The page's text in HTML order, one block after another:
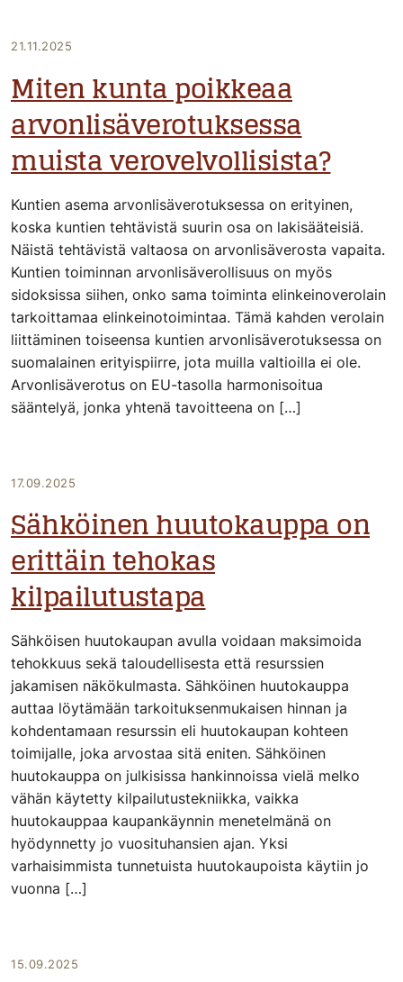
21.11.2025
Miten kunta poikkeaa
arvonlisäverotuksessa
muista verovelvollisista?
Kuntien asema arvonlisäverotuksessa on erityinen,
koska kuntien tehtävistä suurin osa on lakisääteisiä.
Näistä tehtävistä valtaosa on arvonlisäverosta vapaita.
Kuntien toiminnan arvonlisäverollisuus on myös
sidoksissa siihen, onko sama toiminta elinkeinoverolain
tarkoittamaa elinkeinotoimintaa. Tämä kahden verolain
liittäminen toiseensa kuntien arvonlisäverotuksessa on
suomalainen erityispiirre, jota muilla valtioilla ei ole.
Arvonlisäverotus on EU-tasolla harmonisoitua
sääntelyä, jonka yhtenä tavoitteena on […]
17.09.2025
Sähköinen huutokauppa on
erittäin tehokas
kilpailutustapa
Sähköisen huutokaupan avulla voidaan maksimoida
tehokkuus sekä taloudellisesta että resurssien
jakamisen näkökulmasta. Sähköinen huutokauppa
auttaa löytämään tarkoituksenmukaisen hinnan ja
kohdentamaan resurssin eli huutokaupan kohteen
toimijalle, joka arvostaa sitä eniten. Sähköinen
huutokauppa on julkisissa hankinnoissa vielä melko
vähän käytetty kilpailutustekniikka, vaikka
huutokauppaa kaupankäynnin menetelmänä on
hyödynnetty jo vuosituhansien ajan. Yksi
varhaisimmista tunnetuista huutokaupoista käytiin jo
vuonna […]
15.09.2025